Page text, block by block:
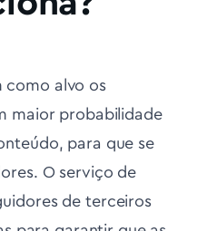
como alvo os
maior probabilidade
para que se
O serviço de
de terceiros